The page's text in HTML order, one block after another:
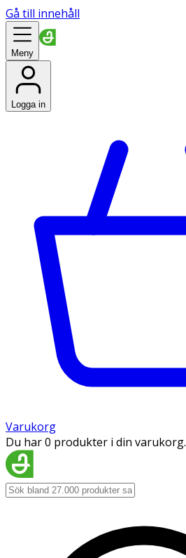
Gå till innehåll
Meny
Logga in
Varukorg
Du har 0 produkter i din varukorg.